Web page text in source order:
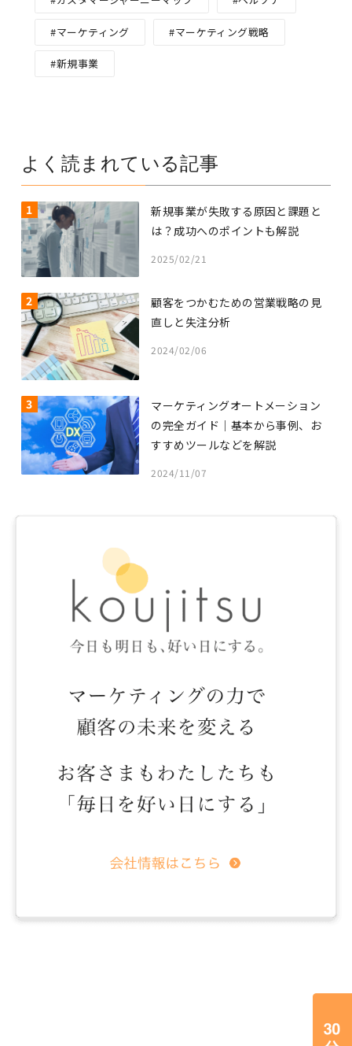
マーケティング マーケティング戦略
新規事業
よく読まれている記事
1
新規事業が失敗する原因と課題と
は？成功へのポイントも解説
2025/02/21
2
顧客をつかむための営業戦略の見
直しと失注分析
2024/02/06
3
マーケティングオートメーション
の完全ガイド｜基本から事例、お
すすめツールなどを解説
2024/11/07